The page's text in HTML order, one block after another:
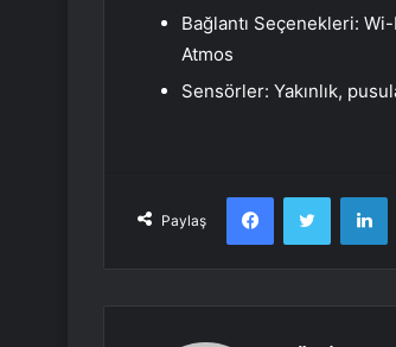
Bağlantı Seçenekleri:
Atmos
Sensörler: Yakınlık,
Paylaş
FacebookTwitter